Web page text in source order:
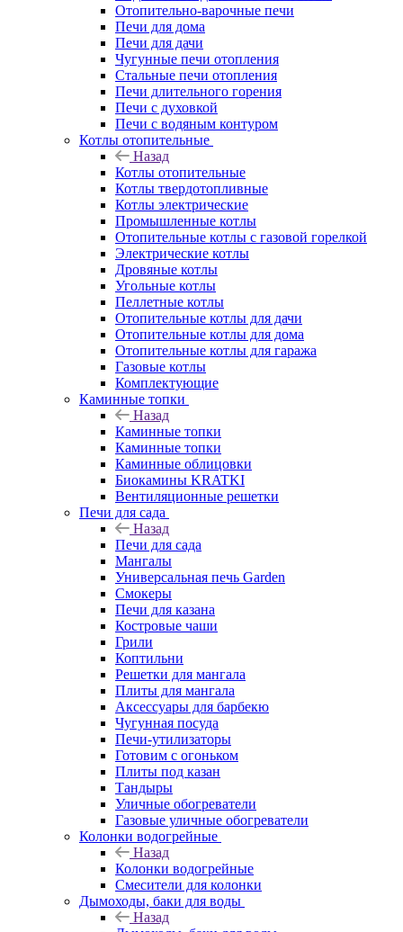
Отопительно-варочные печи
Печи для дома
Печи для дачи
Чугунные печи отопления
Стальные печи отопления
Печи длительного горения
Печи с духовкой
Печи с водяным контуром
Котлы отопительные
Назад
Котлы отопительные
Котлы твердотопливные
Котлы электрические
Промышленные котлы
Отопительные котлы с газовой горелкой
Электрические котлы
Дровяные котлы
Угольные котлы
Пеллетные котлы
Отопительные котлы для дачи
Отопительные котлы для дома
Отопительные котлы для гаража
Газовые котлы
Комплектующие
Каминные топки
Назад
Каминные топки
Каминные топки
Каминные облицовки
Биокамины KRATKI
Вентиляционные решетки
Печи для сада
Назад
Печи для сада
Мангалы
Универсальная печь Garden
Смокеры
Печи для казана
Костровые чаши
Грили
Коптильни
Решетки для мангала
Плиты для мангала
Аксессуары для барбекю
Чугунная посуда
Печи-утилизаторы
Готовим с огоньком
Плиты под казан
Тандыры
Уличные обогреватели
Газовые уличные обогреватели
Колонки водогрейные
Назад
Колонки водогрейные
Смесители для колонки
Дымоходы, баки для воды
Назад